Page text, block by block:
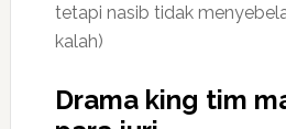
tetapi nasib tidak
kalah)
Drama king tim